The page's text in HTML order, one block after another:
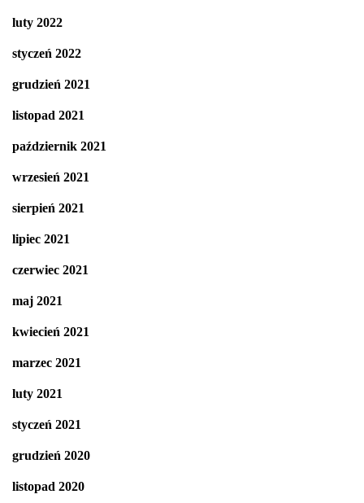
luty 2022
styczeń 2022
grudzień 2021
listopad 2021
październik 2021
wrzesień 2021
sierpień 2021
lipiec 2021
czerwiec 2021
maj 2021
kwiecień 2021
marzec 2021
luty 2021
styczeń 2021
grudzień 2020
listopad 2020